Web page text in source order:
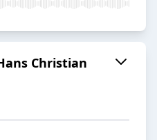
Christian